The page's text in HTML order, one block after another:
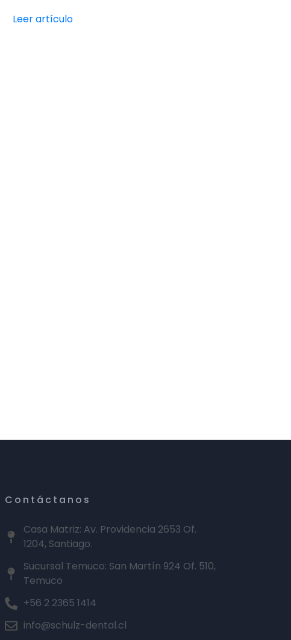
Leer artículo
Contáctanos
Casa Matriz: Av. Providencia 2653 Of.
1204, Santiago.
Sucursal Temuco: San Martín 924 Of. 510,
Temuco
+56 2 2365 1414
info@schulz-dental.cl